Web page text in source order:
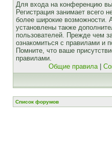
Для входа на конференцию
Регистрация занимает всего
более широкие возможности.
установлены также
пользователей. Прежде чем
ознакомиться с правилами и
Помните, что ваше
правилами.
Общие правила|
Список форумов